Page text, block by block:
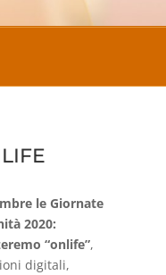
le Giornate
2020:
“onlife”,
digitali,